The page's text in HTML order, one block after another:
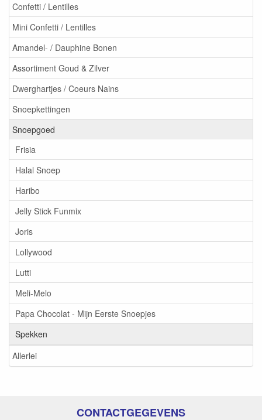
Confetti / Lentilles
Mini Confetti / Lentilles
Amandel- / Dauphine Bonen
Assortiment Goud & Zilver
Dwerghartjes / Coeurs Nains
Snoepkettingen
Snoepgoed
Frisia
Halal Snoep
Haribo
Jelly Stick Funmix
Joris
Lollywood
Lutti
Meli-Melo
Papa Chocolat - Mijn Eerste Snoepjes
Spekken
Allerlei
CONTACTGEGEVENS